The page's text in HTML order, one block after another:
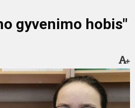
gyvenimo hobis"